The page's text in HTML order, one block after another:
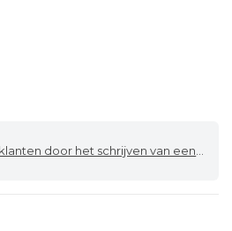
door het schrijven van een review